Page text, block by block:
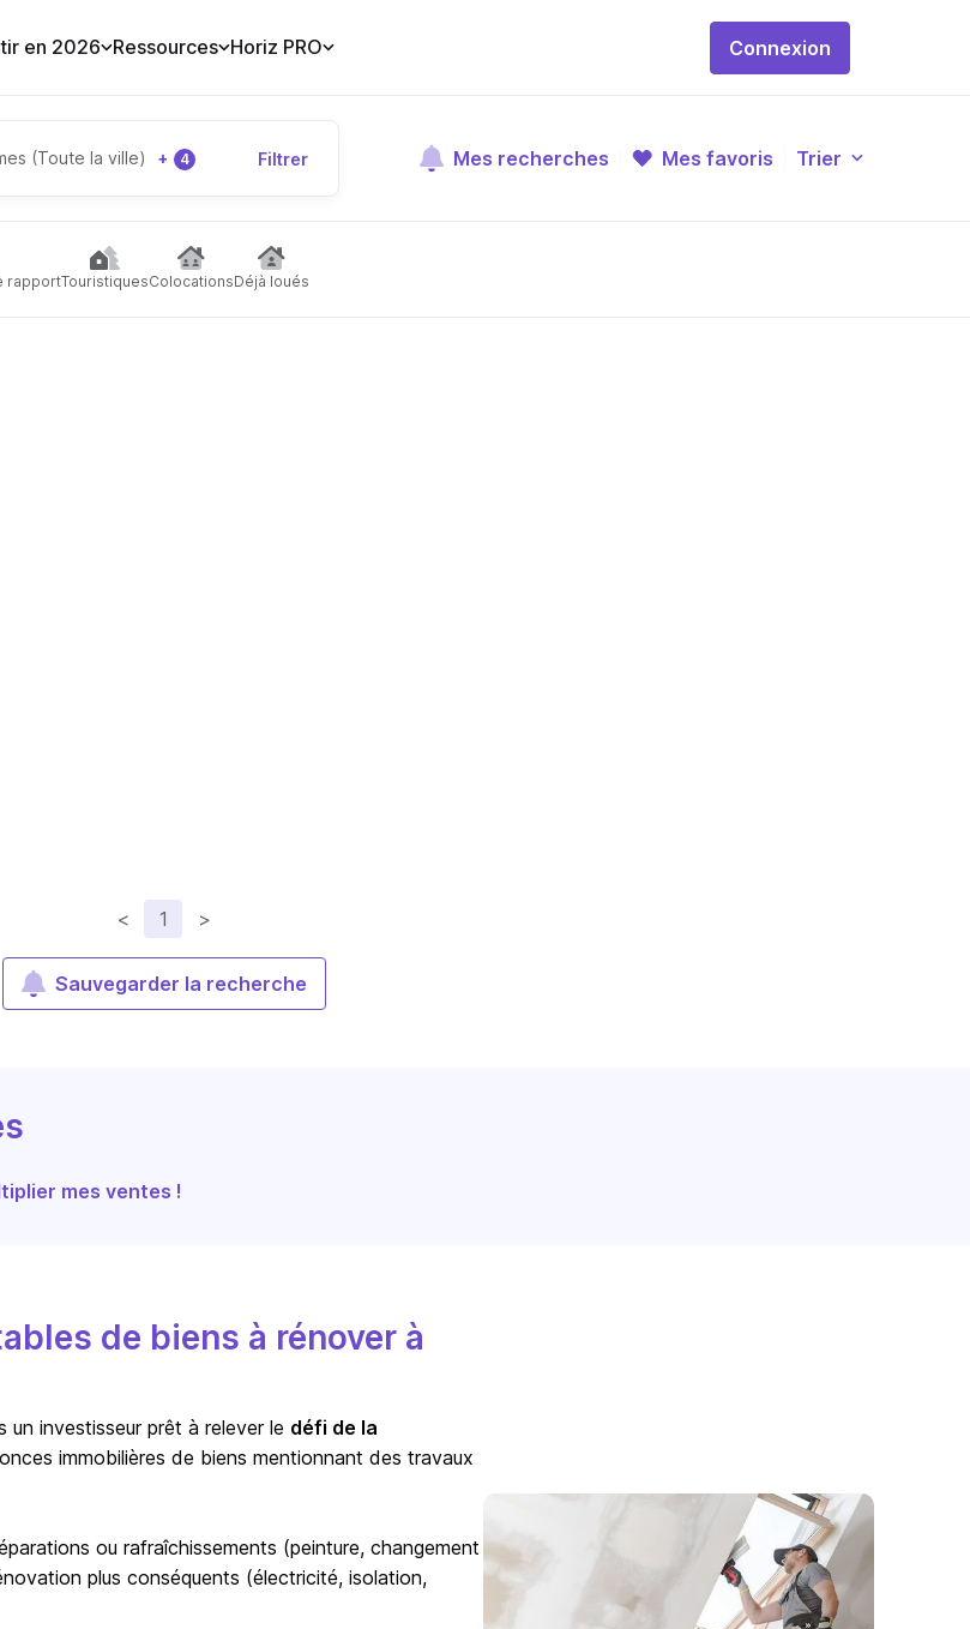
en 2026 Ressources Horiz PRO Connexion
(Toute la ville) + 4 Filtrer Mes recherches Mes favoris Trier
rapportTouristiquesColocationsDéjà loués
< 1 >
Sauvegarder la recherche
mes ventes !
de biens à rénover à
investisseur prêt à relever le défi de la
immobilières de biens mentionnant des travaux
ou rafraîchissements (peinture, changement
plus conséquents (électricité, isolation,